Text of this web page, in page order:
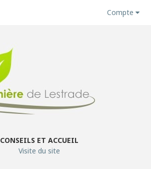
Compte
CONSEILS ET ACCUEIL
Visite du site